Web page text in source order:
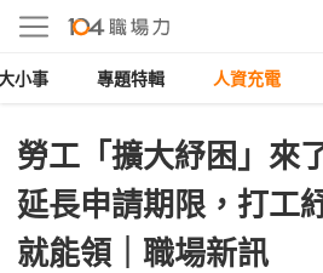
小事 專題特輯 人資充電
勞工「擴大紓困」來
延長申請期限，打工
就能領｜職場新訊